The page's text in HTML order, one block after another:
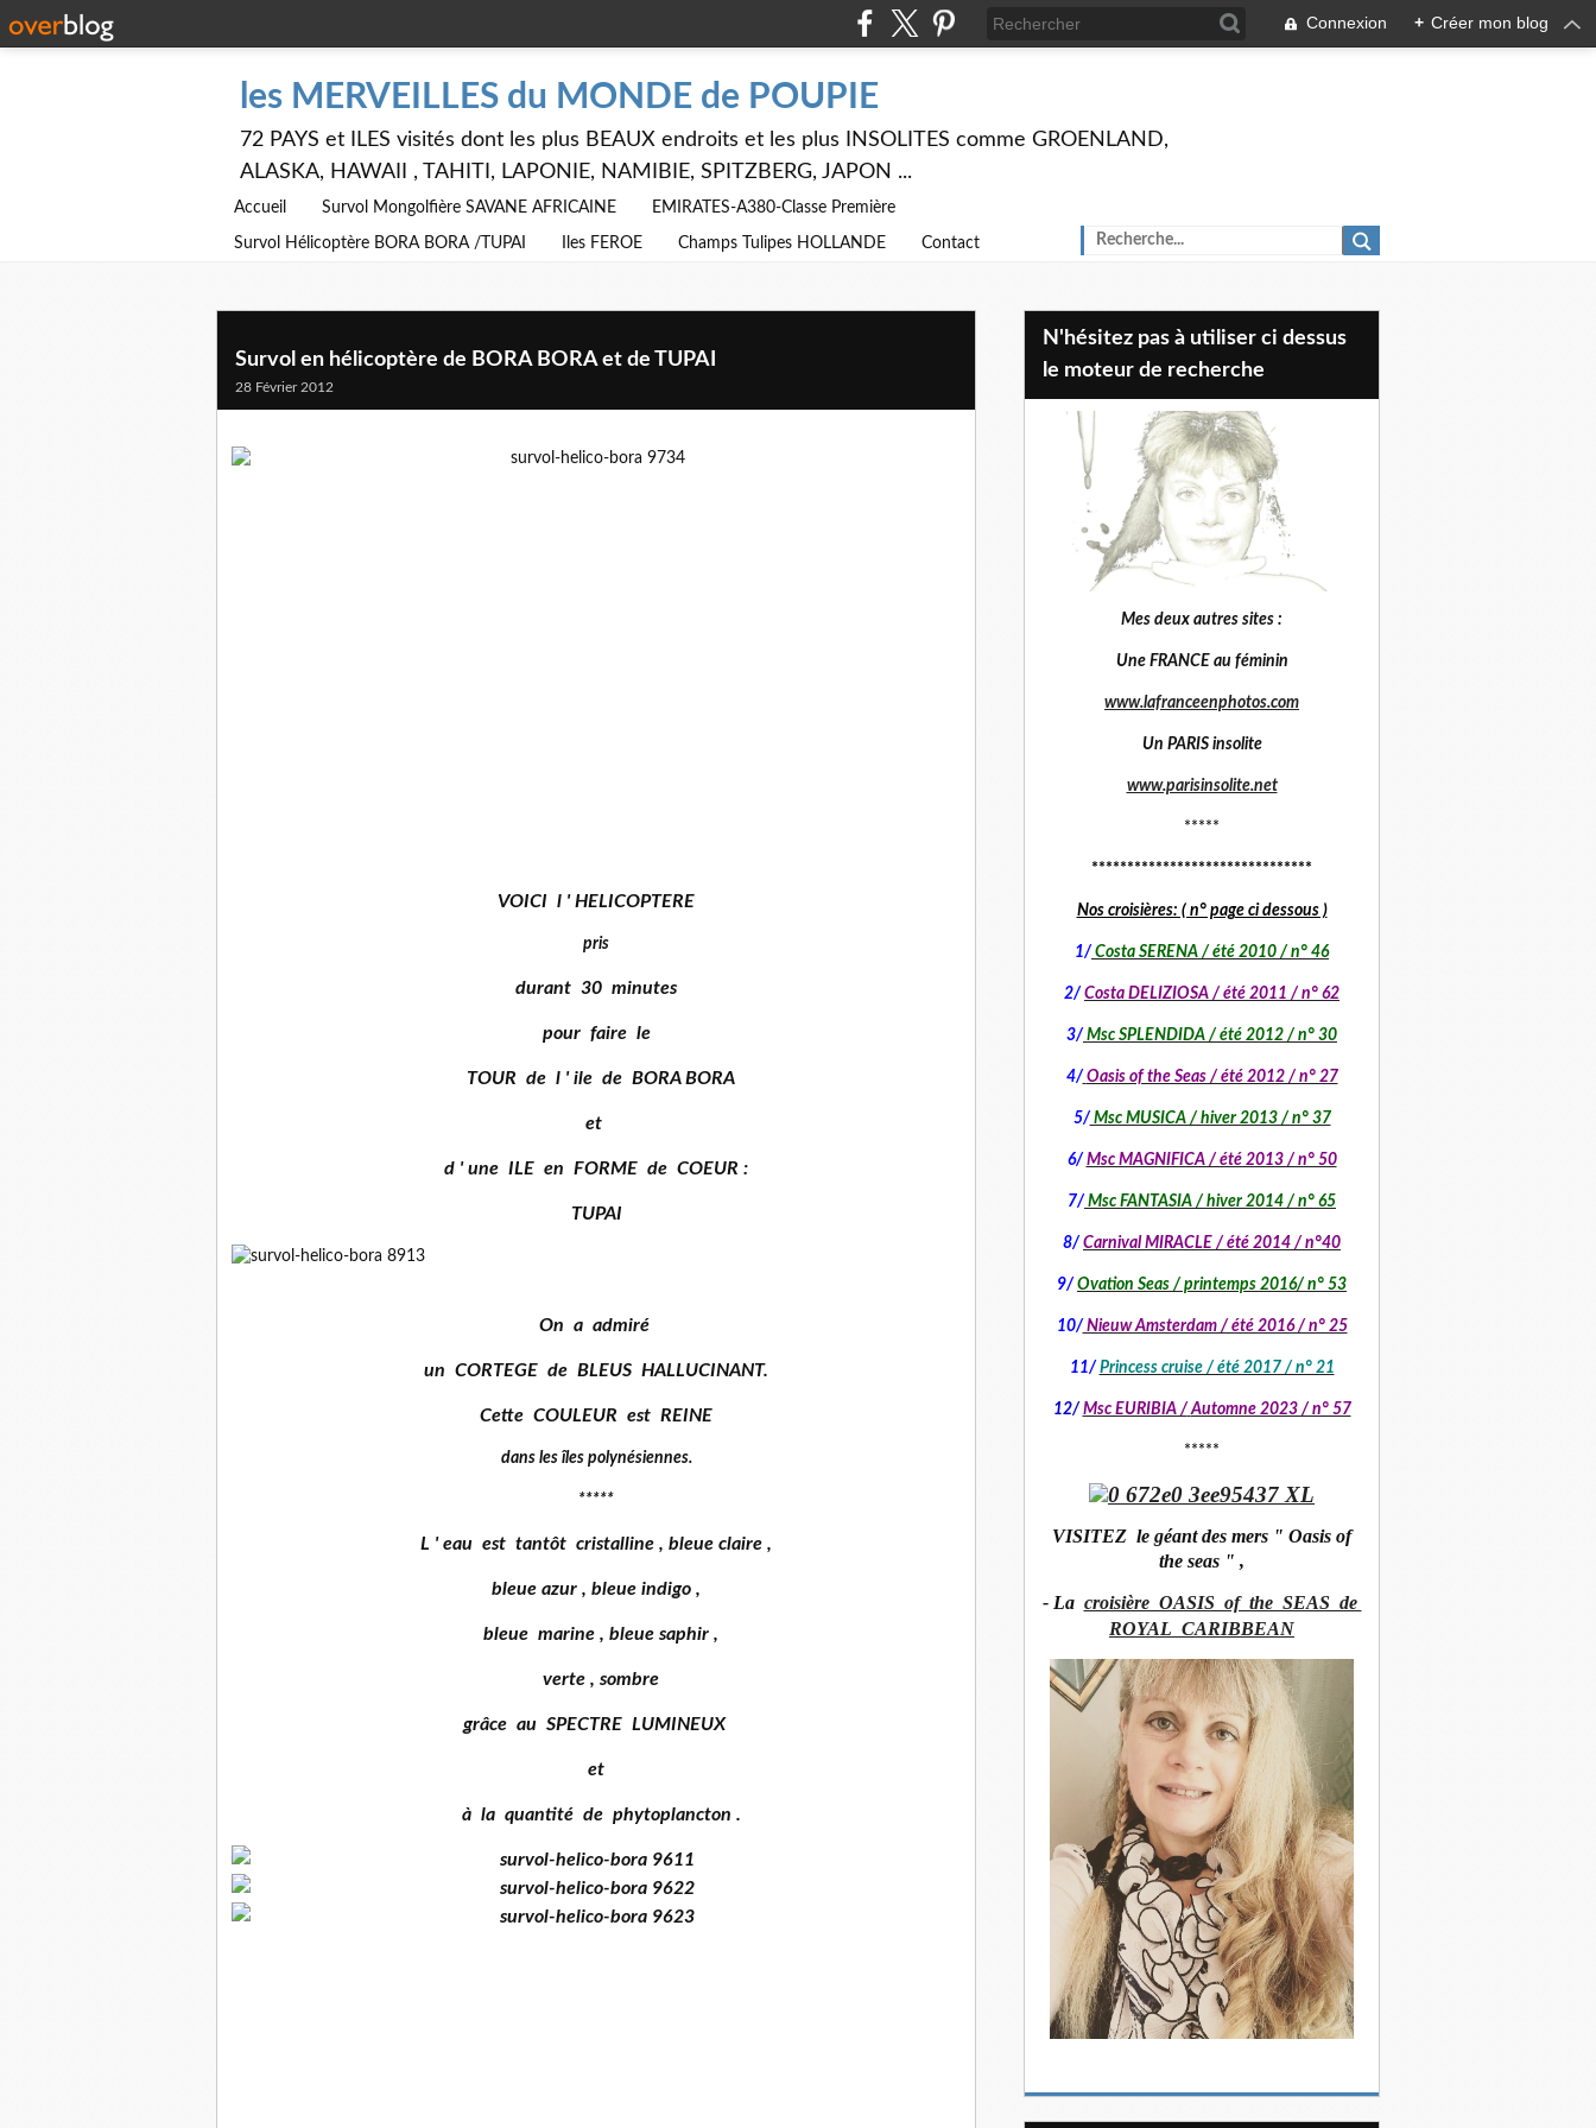
Connexion + Créer mon blog
les MERVEILLES du MONDE de POUPIE
72 PAYS et ILES visités dont les plus BEAUX endroits et les plus INSOLITES comme GROENLAND,
ALASKA, HAWAII , TAHITI, LAPONIE, NAMIBIE, SPITZBERG, JAPON ...
Accueil Survol Mongolfière SAVANE AFRICAINE EMIRATES-A380-Classe Première
Survol Hélicoptère BORA BORA /TUPAI Iles FEROE Champs Tulipes HOLLANDE Contact
Survol en hélicoptère de BORA BORA et de TUPAI
28 Février 2012
VOICI l ' HELICOPTERE
pris
durant 30 minutes
pour faire le
TOUR de l ' ile de BORA BORA
et
d ' une ILE en FORME de COEUR :
TUPAI
On a admiré
un CORTEGE de BLEUS HALLUCINANT.
Cette COULEUR est REINE
dans les îles polynésiennes.
*****
L ' eau est tantôt cristalline , bleue claire ,
bleue azur , bleue indigo ,
bleue marine , bleue saphir ,
verte , sombre
grâce au SPECTRE LUMINEUX
et
à la quantité de phytoplancton .
N'hésitez pas à utiliser ci dessus
le moteur de recherche
Mes deux autres sites :
Une FRANCE au féminin
www.lafranceenphotos.com
Un PARIS insolite
www.parisinsolite.net
*****
*******************************
Nos croisières: ( n° page ci dessous )
1/ Costa SERENA / été 2010 / n° 46
2/ Costa DELIZIOSA / été 2011 / n° 62
3/ Msc SPLENDIDA / été 2012 / n° 30
4/ Oasis of the Seas / été 2012 / n° 27
5/Msc MUSICA / hiver 2013 / n° 37
6/ Msc MAGNIFICA / été 2013 / n° 50
7/ Msc FANTASIA / hiver 2014 / n° 65
8/ Carnival MIRACLE / été 2014 / n°40
9/ Ovation Seas / printemps 2016/ n° 53
10/Nieuw Amsterdam / été 2016 / n° 25
11/ Princess cruise / été 2017 / n° 21
12/ Msc EURIBIA / Automne 2023 / n° 57
*****
VISITEZ le géant des mers " Oasis of
the seas " ,
- La croisière OASIS of the SEAS de
ROYAL CARIBBEAN